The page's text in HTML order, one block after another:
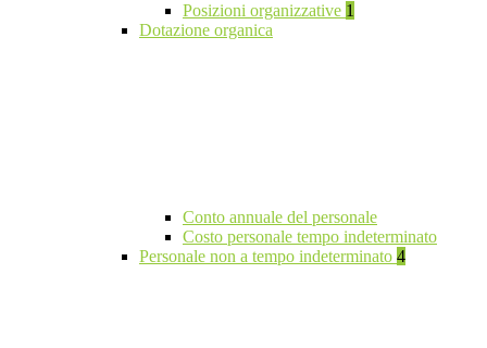
Posizioni organizzative 1
Dotazione organica
Conto annuale del personale
Costo personale tempo indeterminato
Personale non a tempo indeterminato 4